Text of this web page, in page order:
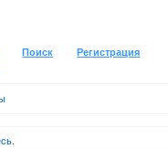
Поиск
Регистрация
.